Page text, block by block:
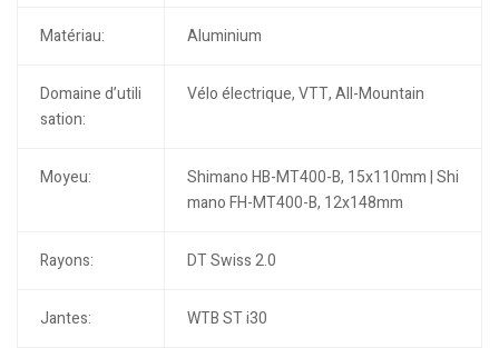
Matériau: Aluminium
Domaine d’utili
sation:
Vélo électrique, VTT, All-Mountain
Moyeu:
Shimano HB-MT400-B, 15x110mm | Shi
mano FH-MT400-B, 12x148mm
Rayons: DT Swiss 2.0
Jantes: WTB ST i30